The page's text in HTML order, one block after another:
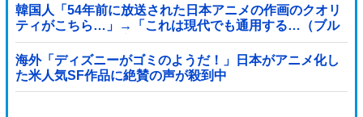
韓国人「54年前に放送された日本アニメの作画のクオリ
ティがこちら…」→「これは現代でも通用する…（ブル
ブル」＝韓国の反応
海外「ディズニーがゴミのようだ！」日本がアニメ化し
た米人気SF作品に絶賛の声が殺到中